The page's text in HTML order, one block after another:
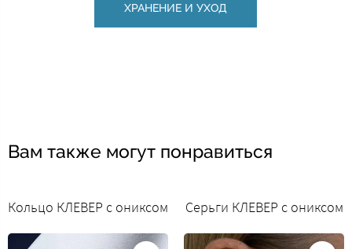
ХРАНЕНИЕ И УХОД
Вам также могут понравиться
Кольцо КЛЕВЕР с ониксом Серьги КЛЕВЕР с ониксом